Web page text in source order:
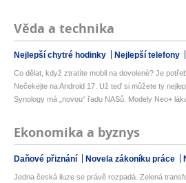
Věda a technika
Nejlepší chytré hodinky Nejlepší telefony
Co dělat, když ztratíte mobil na dovolené? Je
Nečekejte na Android 17. Už teď si můžete ty
Synology má „novou“ řadu NASů. Modely Neo+
Ekonomika a byznys
Daňové přiznání Novela zákoníku práce
Jedna česká iluze se právě rozpadá. Zelená